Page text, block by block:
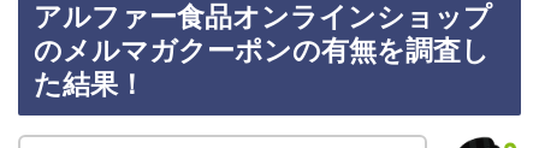
アルファー食品オンラインショップ
のメルマガクーポンの有無を調査し
た結果！